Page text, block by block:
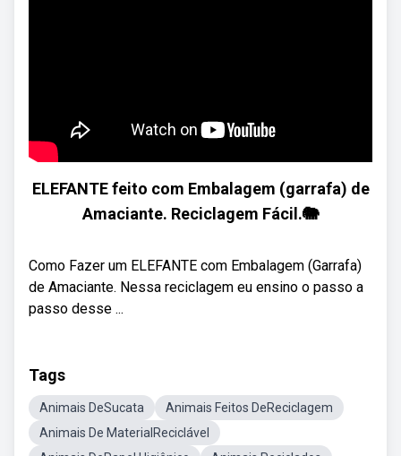
ELEFANTE feito com Embalagem (garrafa) de
Amaciante. Reciclagem Fácil.🐘
Como Fazer um ELEFANTE com Embalagem (Garrafa)
de Amaciante. Nessa reciclagem eu ensino o passo a
passo desse ...
Tags
Animais DeSucata
Animais Feitos DeReciclagem
Animais De MaterialReciclável